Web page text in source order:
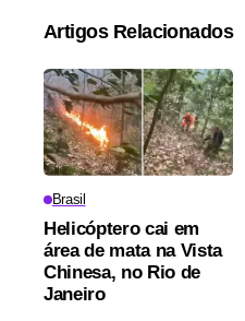
Artigos Relacionados
Brasil
Helicóptero cai em
área de mata na Vista
Chinesa, no Rio de
Janeiro